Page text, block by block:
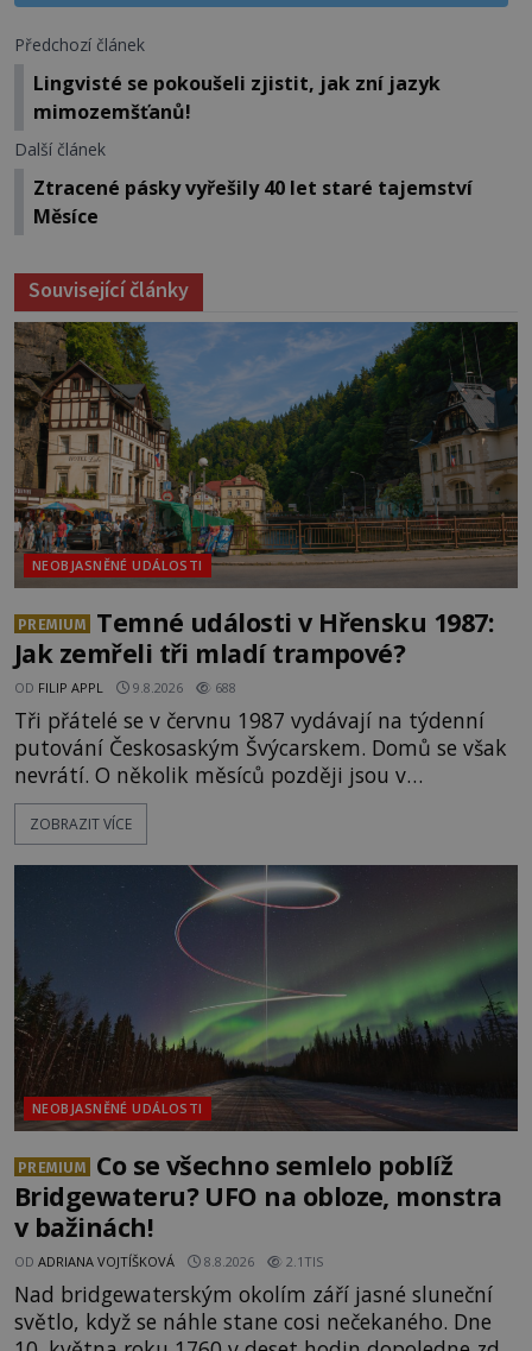
Předchozí článek
Lingvisté se pokoušeli zjistit, jak zní jazyk
mimozemšťanů!
Další článek
Ztracené pásky vyřešily 40 let staré tajemství
Měsíce
Související články
NEOBJASNĚNÉ UDÁLOSTI
PREMIUM
Temné události v Hřensku 1987:
Jak zemřeli tři mladí trampové?
OD FILIP APPL 9.8.2026 688
Tři přátelé se v červnu 1987 vydávají na týdenní
putování Českosaským Švýcarskem. Domů se však
nevrátí. O několik měsíců později jsou v
nepřístupných skalách u Hřenska nalezeny jejich
kostry – a s nimi stopy, které se jen obtížně slučují
přírodní živel, neznámý útočník, nebo někdo, koho
tehdejší režim nechtěl odhalit? [gallery
ids="171131,171132,1711
ZOBRAZIT VÍCE
NEOBJASNĚNÉ UDÁLOSTI
PREMIUM
Co se všechno semlelo poblíž
Bridgewateru? UFO na obloze, monstra
v bažinách!
OD ADRIANA VOJTÍŠKOVÁ 8.8.2026 2.1TIS
Nad bridgewaterským okolím září jasné sluneční
světlo, když se náhle stane cosi nečekaného. Dne